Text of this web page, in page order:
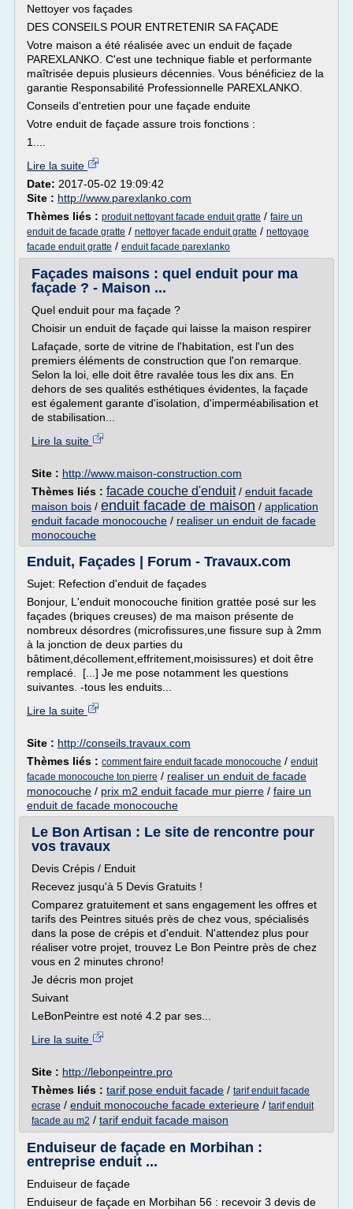
Nettoyer vos façades
DES CONSEILS POUR ENTRETENIR SA FAÇADE
Votre maison a été réalisée avec un enduit de façade
PAREXLANKO. C'est une technique fiable et performante
maîtrisée depuis plusieurs décennies. Vous bénéficiez de la
garantie Responsabilité Professionnelle PAREXLANKO.
Conseils d'entretien pour une façade enduite
Votre enduit de façade assure trois fonctions :
1....
Lire la suite
Date: 2017-05-02 19:09:42
Site : http://www.parexlanko.com
Thèmes liés : produit nettoyant facade enduit gratte / faire un
enduit de facade gratte / nettoyer facade enduit gratte / nettoyage
facade enduit gratte / enduit facade parexlanko
Façades maisons : quel enduit pour ma
façade ? - Maison ...
Quel enduit pour ma façade ?
Choisir un enduit de façade qui laisse la maison respirer
Lafaçade, sorte de vitrine de l'habitation, est l'un des
premiers éléments de construction que l'on remarque.
Selon la loi, elle doit être ravalée tous les dix ans. En
dehors de ses qualités esthétiques évidentes, la façade
est également garante d'isolation, d'imperméabilisation et
de stabilisation...
Lire la suite
Site : http://www.maison-construction.com
Thèmes liés : facade couche d'enduit/ enduit facade
maison bois / enduit facade de maison / application
enduit facade monocouche / realiser un enduit de facade
monocouche
Enduit, Façades | Forum - Travaux.com
Sujet: Refection d'enduit de façades
Bonjour, L'enduit monocouche finition grattée posé sur les
façades (briques creuses) de ma maison présente de
nombreux désordres (microfissures,une fissure sup à 2mm
à la jonction de deux parties du
bâtiment,décollement,effritement,moisissures) et doit être
remplacé. [...] Je me pose notamment les questions
suivantes. -tous les enduits...
Lire la suite
Site : http://conseils.travaux.com
Thèmes liés : comment faire enduit facade monocouche / enduit
facade monocouche ton pierre / realiser un enduit de facade
monocouche / prix m2 enduit facade mur pierre / faire un
enduit de facade monocouche
Le Bon Artisan : Le site de rencontre pour
vos travaux
Devis Crépis / Enduit
Recevez jusqu'à 5 Devis Gratuits !
Comparez gratuitement et sans engagement les offres et
tarifs des Peintres situés près de chez vous, spécialisés
dans la pose de crépis et d'enduit. N'attendez plus pour
réaliser votre projet, trouvez Le Bon Peintre près de chez
vous en 2 minutes chrono!
Je décris mon projet
Suivant
LeBonPeintre est noté 4.2 par ses...
Lire la suite
Site : http://lebonpeintre.pro
Thèmes liés : tarif pose enduit facade / tarif enduit facade
ecrase / enduit monocouche facade exterieure / tarif enduit
facade au m2 / tarif enduit facade maison
Enduiseur de façade en Morbihan :
entreprise enduit ...
Enduiseur de façade
Enduiseur de façade en Morbihan 56 : recevoir 3 devis de